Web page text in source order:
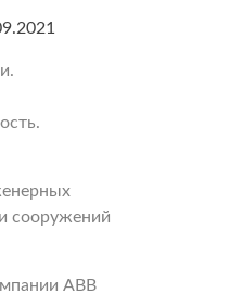
сооружений
ABB